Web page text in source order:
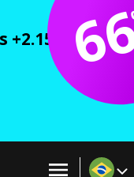
+2.150 cursos